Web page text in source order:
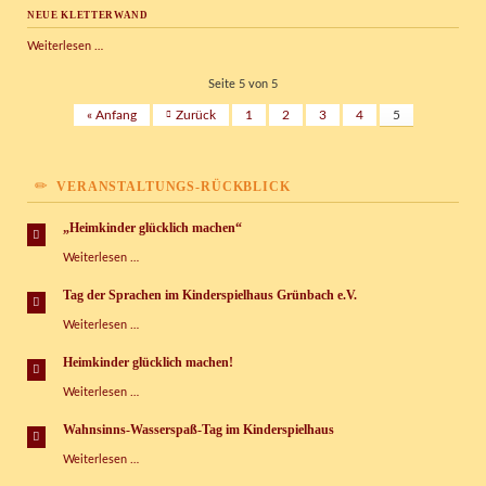
auf
NEUE KLETTERWAND
Weiterlesen …
Seite 5 von 5
« Anfang Zurück 1 2 3 4 5
VERANSTALTUNGS-RÜCKBLICK
„Heimkinder glücklich machen“
Weiterlesen …
machen“
Tag der Sprachen im Kinderspielhaus Grünbach e.V.
Weiterlesen …
Sprachen
Kinderspielhaus
e.V.
Heimkinder glücklich machen!
Weiterlesen …
machen!
Wahnsinns-Wasserspaß-Tag im Kinderspielhaus
Weiterlesen …